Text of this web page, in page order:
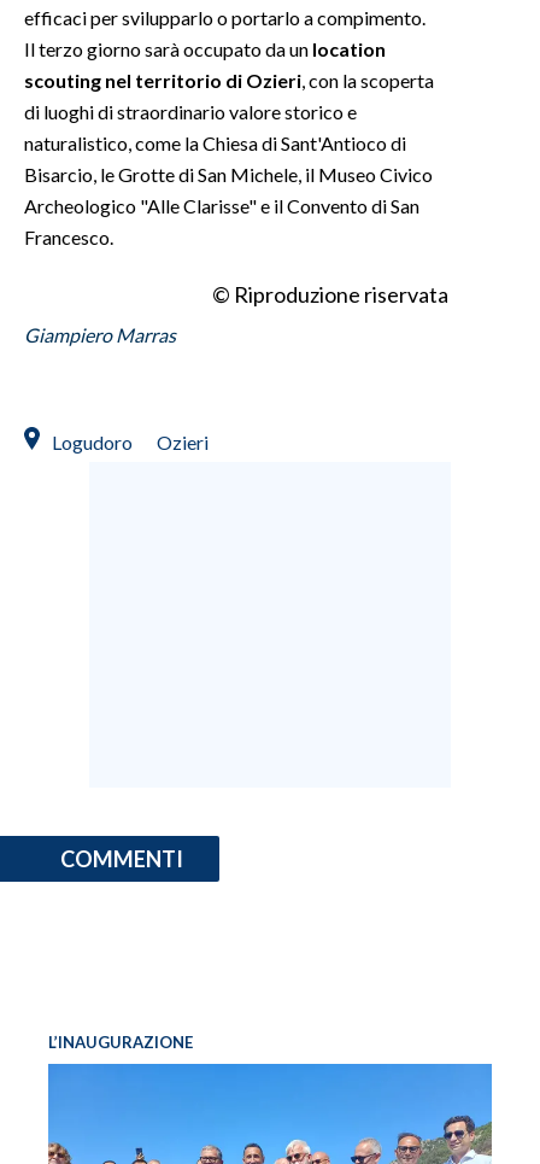
efficaci per svilupparlo o portarlo a compimento.
Il terzo giorno sarà occupato da un location
scouting nel territorio di Ozieri , con la scoperta
di luoghi di straordinario valore storico e
naturalistico, come la Chiesa di Sant'Antioco di
Bisarcio, le Grotte di San Michele, il Museo Civico
Archeologico "Alle Clarisse" e il Convento di San
Francesco.
© Riproduzione riservata
Giampiero Marras
Logudoro Ozieri
COMMENTI
L’INAUGURAZIONE